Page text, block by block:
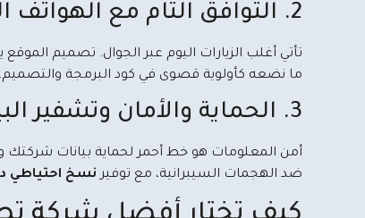
2. التوافق التام مع الهواتف الذكية (Responsive Design)
تأتي أغلب الزيارات اليوم عبر الجوال. تصميم
ما نضعه كأولوية قصوى في كود البرمجة والتصميم.
3. الحماية والأمان وتشفير البيانات
ضد الهجمات السيبرانية، مع توفير نسخ احتياطي